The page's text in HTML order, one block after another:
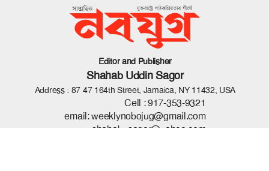
‘ট্রানজিশন’ দলের সবাই নারী
Editor and Publisher
Shahab Uddin Sagor
Address : 87 47 164th Street, Jamaica, NY 11432, USA
Cell :917-353-9321
email:weeklynobojug@gmail.com
shahab_sagor@yahoo.com